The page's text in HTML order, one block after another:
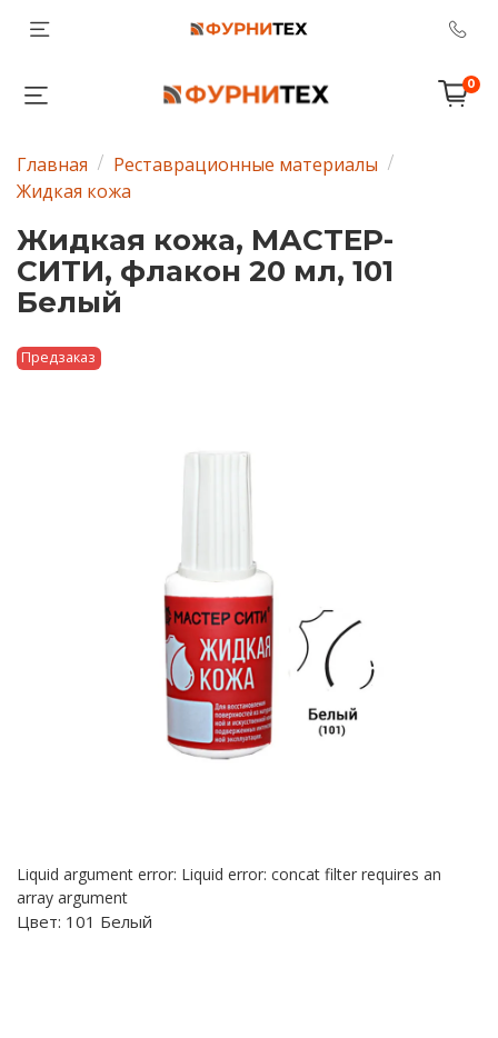
0
Главная
Реставрационные материалы
Жидкая кожа
Жидкая кожа, МАСТЕР-
СИТИ, флакон 20 мл, 101
Белый
Предзаказ
Liquid argument error: Liquid error: concat filter requires an
array argument
Цвет: 101 Белый